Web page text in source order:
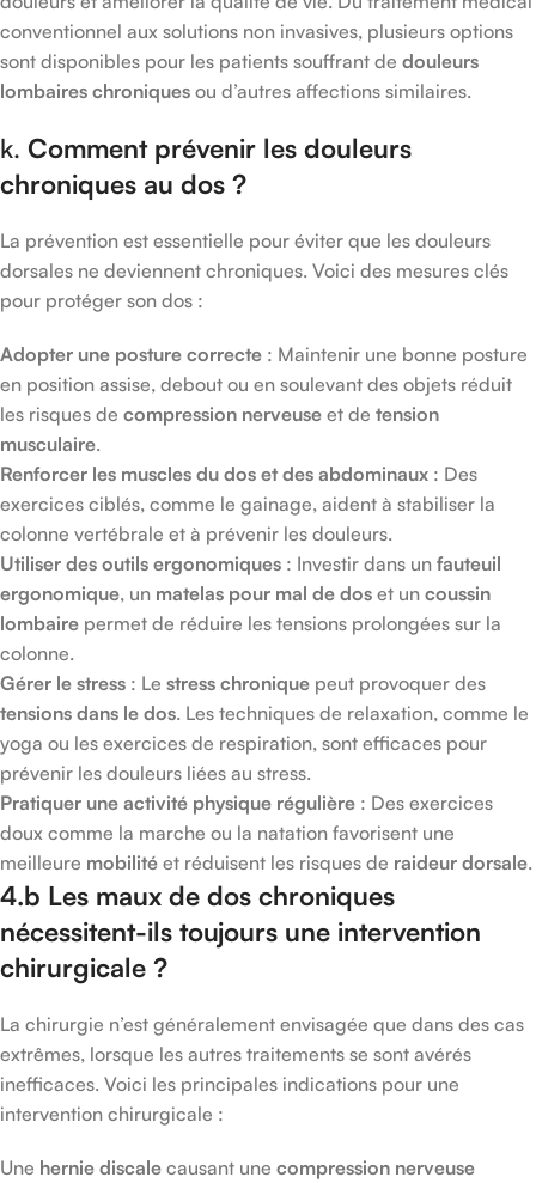
conventionnel aux solutions non invasives, plusieurs options
sont disponibles pour les patients souffrant de douleurs
lombaires chroniques ou d’autres affections similaires.
k. Comment prévenir les douleurs
chroniques au dos ?
La prévention est essentielle pour éviter que les douleurs
dorsales ne deviennent chroniques. Voici des mesures clés
pour protéger son dos :
Adopter une posture correcte : Maintenir une bonne posture
en position assise, debout ou en soulevant des objets réduit
les risques de compression nerveuse et de tension
musculaire.
Renforcer les muscles du dos et des abdominaux : Des
exercices ciblés, comme le gainage, aident à stabiliser la
colonne vertébrale et à prévenir les douleurs.
Utiliser des outils ergonomiques : Investir dans un fauteuil
ergonomique, un matelas pour mal de dos et un coussin
lombaire permet de réduire les tensions prolongées sur la
colonne.
Gérer le stress : Le stress chronique peut provoquer des
tensions dans le dos. Les techniques de relaxation, comme le
yoga ou les exercices de respiration, sont efficaces pour
prévenir les douleurs liées au stress.
Pratiquer une activité physique régulière : Des exercices
doux comme la marche ou la natation favorisent une
meilleure mobilité et réduisent les risques de raideur dorsale.
4.b Les maux de dos chroniques
nécessitent-ils toujours une intervention
chirurgicale ?
La chirurgie n’est généralement envisagée que dans des cas
extrêmes, lorsque les autres traitements se sont avérés
inefficaces. Voici les principales indications pour une
intervention chirurgicale :
Une hernie discale causant une compression nerveuse